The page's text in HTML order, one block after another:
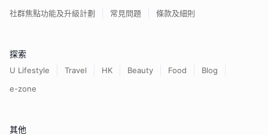
社群焦點功能及升級計劃
常見問題 條款及細則
探索
U Lifestyle Travel HK Beauty Food
Blog
e-zone
其他